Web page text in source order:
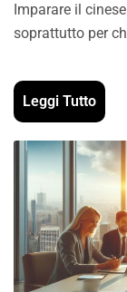
Imparare il
soprattutto per
Leggi Tutto